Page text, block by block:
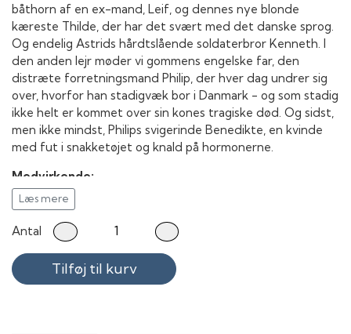
båthorn af en ex-mand, Leif, og dennes nye blonde
kæreste Thilde, der har det svært med det danske sprog.
Og endelig Astrids hårdtslående soldaterbror Kenneth. I
den anden lejr møder vi gommens engelske far, den
distræte forretningsmand Philip, der hver dag undrer sig
over, hvorfor han stadigvæk bor i Danmark - og som stadig
ikke helt er kommet over sin kones tragiske død. Og sidst,
men ikke mindst, Philips svigerinde Benedikte, en kvinde
med fut i snakketøjet og knald på hormonerne.
Medvirkende:
Trine Dyrholm som Ida
Pierce Brosnan som Philip
Paprika Steen som Benedikte
Kim Bodnia som Leif
Christiane Schaumburg-Müller som Thilde
Læs mere
Antal
Tilføj til kurv